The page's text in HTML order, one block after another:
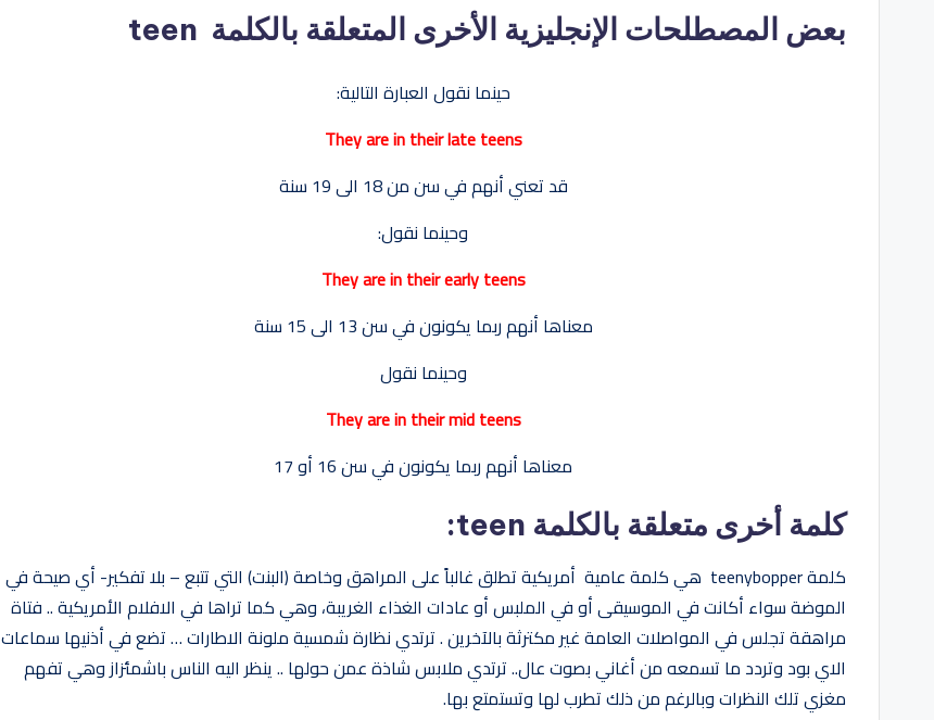
بعض المصطلحات الإنجليزية الأخرى المتعلقة بالكلمة teen
حينما نقول العبارة التالية:
They are in their late teens
قد تعني أنهم في سن من 18 الى 19 سنة
وحينما نقول:
They are in their early teens
معناها أنهم ربما يكونون في سن 13 الى 15 سنة
وحينما نقول
They are in their mid teens
معناها أنهم ربما يكونون في سن 16 أو 17
كلمة أخرى متعلقة بالكلمة teen:
كلمة teenybopper هي كلمة عامية أمريكية تطلق غالباً على المراهق وخاصة (البنت) التي تتبع – بلا تفكير- أي صيحة في
الموضة سواء أكانت في الموسيقى أو في الملبس أو عادات الغذاء الغريبة، وهي كما تراها في الافلام الأمريكية .. فتاة
مراهقة تجلس في المواصلات العامة غير مكترثة بالآخرين . ترتدي نظارة شمسية ملونة الاطارات … تضع في أذنيها سماعات
الاي بود وتردد ما تسمعه من أغاني بصوت عال.. ترتدي ملابس شاذة عمن حولها .. ينظر اليه الناس باشمئزاز وهي تفهم
مغزي تلك النظرات وبالرغم من ذلك تطرب لها وتستمتع بها.